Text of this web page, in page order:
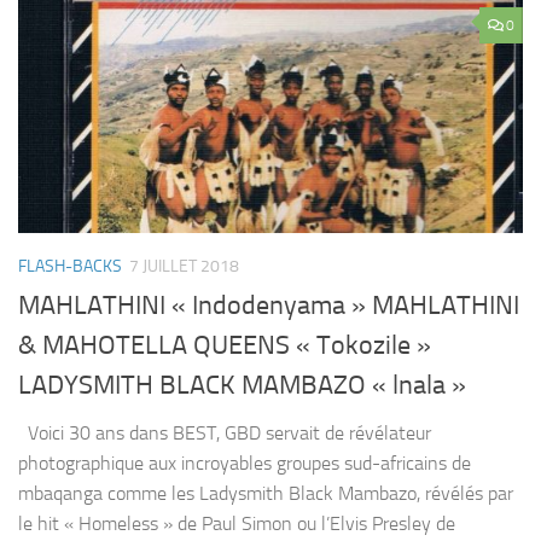
0
FLASH-BACKS 7 JUILLET 2018
MAHLATHINI « Indodenyama » MAHLATHINI
& MAHOTELLA QUEENS « Tokozile »
LADYSMITH BLACK MAMBAZO « lnala »
Voici 30 ans dans BEST, GBD servait de révélateur
photographique aux incroyables groupes sud-africains de
mbaqanga comme les Ladysmith Black Mambazo, révélés par
le hit « Homeless » de Paul Simon ou l’Elvis Presley de